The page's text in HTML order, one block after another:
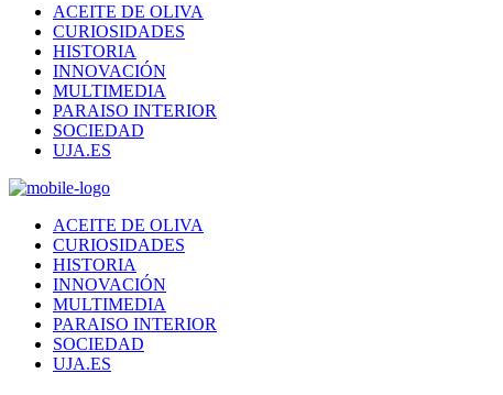
ACEITE DE OLIVA
CURIOSIDADES
HISTORIA
INNOVACIÓN
MULTIMEDIA
PARAISO INTERIOR
SOCIEDAD
UJA.ES
ACEITE DE OLIVA
CURIOSIDADES
HISTORIA
INNOVACIÓN
MULTIMEDIA
PARAISO INTERIOR
SOCIEDAD
UJA.ES